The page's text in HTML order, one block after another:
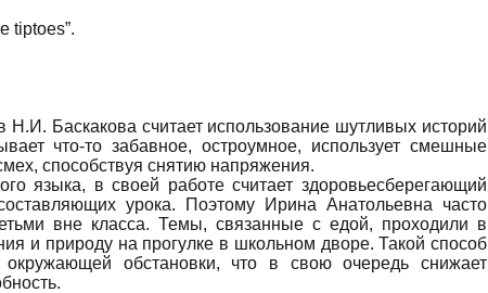
tiptoes”.
Баскакова считает использование шутливых историй
что-то забавное, остроумное, использует смешные
способствуя снятию напряжения.
языка, в своей работе считает здоровьесберегающий
урока. Поэтому Ирина Анатольевна часто
вне класса. Темы, связанные с едой, проходили в
и природу на прогулке в школьном дворе. Такой способ
окружающей обстановки, что в свою очередь снижает